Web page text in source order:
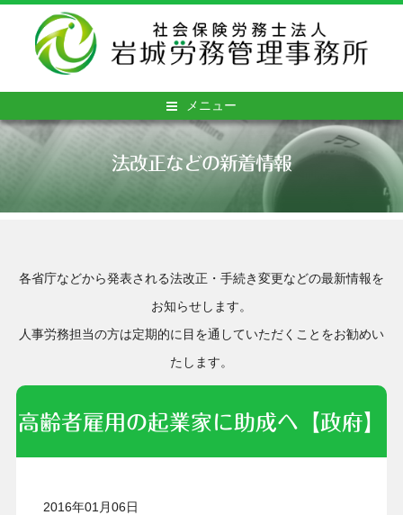
メニュー
法改正などの新着情報
各省庁などから発表される法改正・手続き変更などの最新情報を
お知らせします。
人事労務担当の方は定期的に目を通していただくことをお勧めい
たします。
高齢者雇用の起業家に助成へ【政府】
2016年01月06日